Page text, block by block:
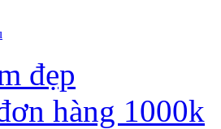
đẹp
hàng 1000k